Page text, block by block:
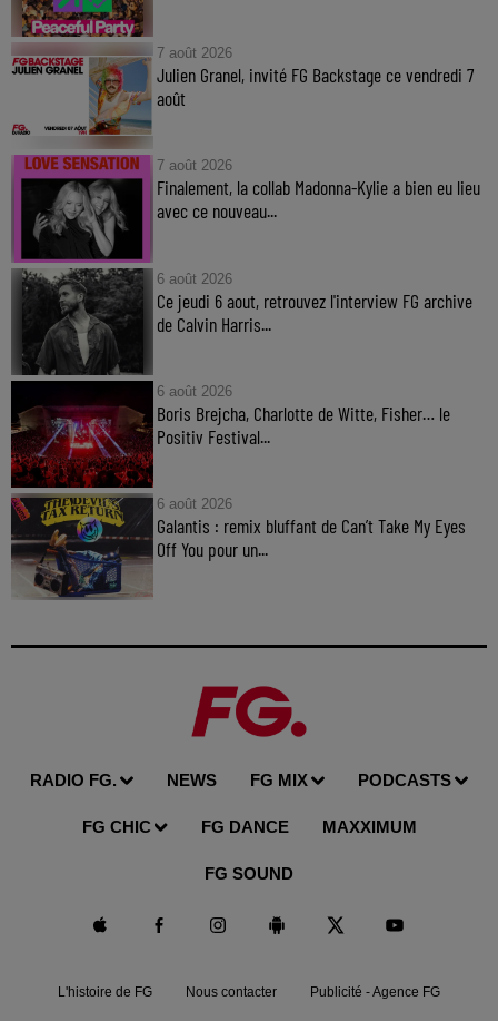
7 août 2026
Julien Granel, invité FG Backstage ce vendredi 7
août
7 août 2026
Finalement, la collab Madonna-Kylie a bien eu lieu
avec ce nouveau...
6 août 2026
Ce jeudi 6 aout, retrouvez l'interview FG archive
de Calvin Harris...
6 août 2026
Boris Brejcha, Charlotte de Witte, Fisher… le
Positiv Festival...
6 août 2026
Galantis : remix bluffant de Can’t Take My Eyes
Off You pour un...
RADIO FG. NEWS FG MIX PODCASTS
FG CHIC FG DANCE MAXXIMUM
FG SOUND
L'histoire de FG Nous contacter Publicité - Agence FG